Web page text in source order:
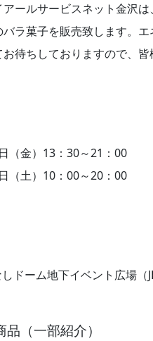
ールサービスネット金沢
ラ菓子を販売致します。
待ちしておりますので、皆
（金）13：30～21：00
（土）10：00～20：00
ドーム地下イベント広場（
（一部紹介）